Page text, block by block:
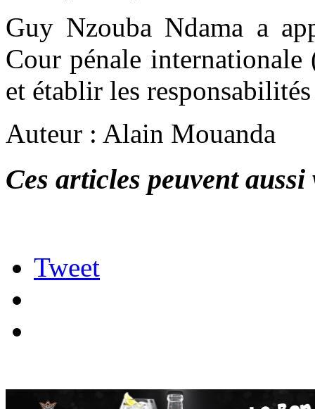
Guy Nzouba Ndama a
Cour pénale
et établir les
Auteur : Alain Mouanda
Ces articles peuvent
Tweet